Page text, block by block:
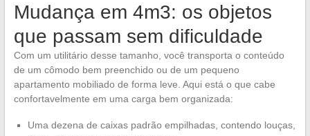
Mudança em 4m3: os objetos
que passam sem dificuldade
Com um utilitário desse tamanho, você transporta o conteúdo
de um cômodo bem preenchido ou de um pequeno
apartamento mobiliado de forma leve. Aqui está o que cabe
confortavelmente em uma carga bem organizada:
Uma dezena de caixas padrão empilhadas, contendo louças,